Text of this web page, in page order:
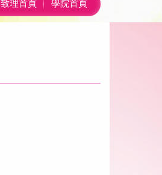
致理首頁 學院首頁